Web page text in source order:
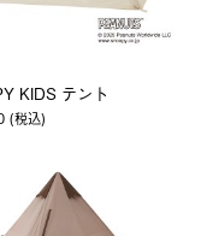
KIDS テント
(税込)